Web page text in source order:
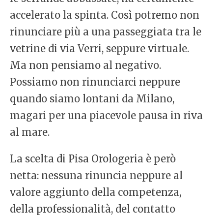
accelerato la spinta. Così potremo non
rinunciare più a una passeggiata tra le
vetrine di via Verri, seppure virtuale.
Ma non pensiamo al negativo.
Possiamo non rinunciarci neppure
quando siamo lontani da Milano,
magari per una piacevole pausa in riva
al mare.
La scelta di Pisa Orologeria è però
netta: nessuna rinuncia neppure al
valore aggiunto della competenza,
della professionalità, del contatto